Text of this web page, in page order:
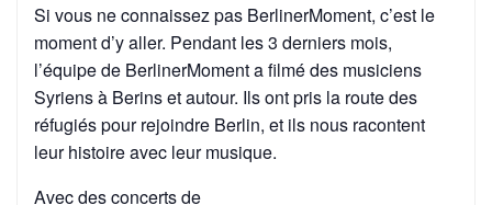
Si vous ne connaissez pas BerlinerMoment, c’est le
moment d’y aller. Pendant les 3 derniers mois,
l’équipe de BerlinerMoment a filmé des musiciens
Syriens à Berins et autour. Ils ont pris la route des
réfugiés pour rejoindre Berlin, et ils nous racontent
leur histoire avec leur musique.
Avec des concerts de